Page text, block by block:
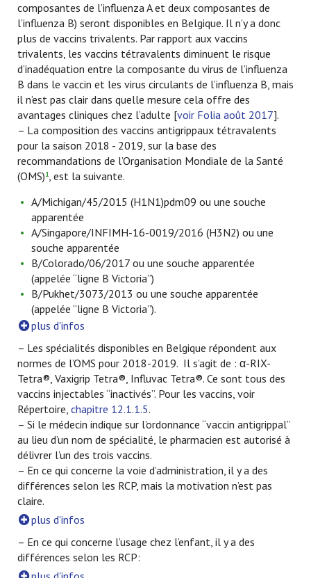
composantes de l’influenza A et deux composantes de
l’influenza B) seront disponibles en Belgique. Il n’y a donc
plus de vaccins trivalents. Par rapport aux vaccins
trivalents, les vaccins tétravalents diminuent le risque
d’inadéquation entre la composante du virus de l’influenza
B dans le vaccin et les virus circulants de l’influenza B, mais
il n’est pas clair dans quelle mesure cela offre des
avantages cliniques chez l’adulte [voir Folia août 2017].
– La composition des vaccins antigrippaux tétravalents
pour la saison 2018 - 2019, sur la base des
recommandations de l’Organisation Mondiale de la Santé
(OMS)1, est la suivante.
A/Michigan/45/2015 (H1N1)pdm09 ou une souche
apparentée
A/Singapore/INFIMH-16-0019/2016 (H3N2) ou une
souche apparentée
B/Colorado/06/2017 ou une souche apparentée
(appelée “ligne B Victoria”)
B/Pukhet/3073/2013 ou une souche apparentée
(appelée “ligne B Victoria”).
plus d'infos
– Les spécialités disponibles en Belgique répondent aux
normes de l’OMS pour 2018-2019. Il s’agit de : α-RIX-
Tetra®, Vaxigrip Tetra®, Influvac Tetra®. Ce sont tous des
vaccins injectables “inactivés”. Pour les vaccins, voir
Répertoire, chapitre 12.1.1.5.
– Si le médecin indique sur l’ordonnance “vaccin antigrippal”
au lieu d’un nom de spécialité, le pharmacien est autorisé à
délivrer l’un des trois vaccins.
– En ce qui concerne la voie d’administration, il y a des
différences selon les RCP, mais la motivation n’est pas
claire.
plus d'infos
– En ce qui concerne l’usage chez l’enfant, il y a des
différences selon les RCP: